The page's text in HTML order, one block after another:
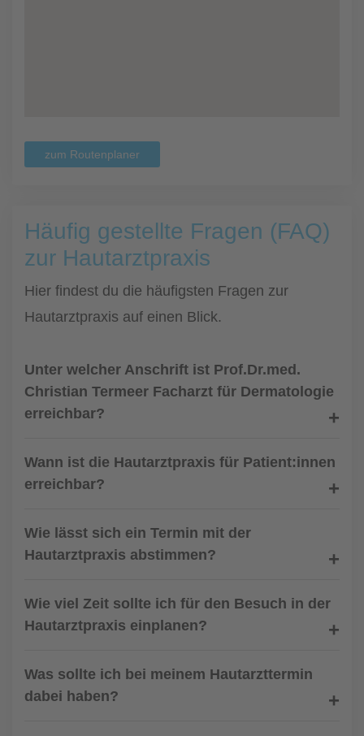
zum Routenplaner
Häufig gestellte Fragen (FAQ)
zur Hautarztpraxis
Hier findest du die häufigsten Fragen zur
Hautarztpraxis auf einen Blick.
Unter welcher Anschrift ist Prof.Dr.med.
Christian Termeer Facharzt für Dermatologie
erreichbar?
Wann ist die Hautarztpraxis für Patient:innen
erreichbar?
Wie lässt sich ein Termin mit der
Hautarztpraxis abstimmen?
Wie viel Zeit sollte ich für den Besuch in der
Hautarztpraxis einplanen?
Was sollte ich bei meinem Hautarzttermin
dabei haben?